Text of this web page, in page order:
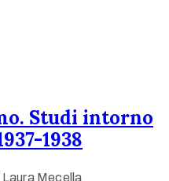
Studi intorno
1938
Laura Mecella